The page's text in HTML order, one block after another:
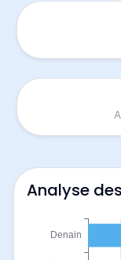
Analyse